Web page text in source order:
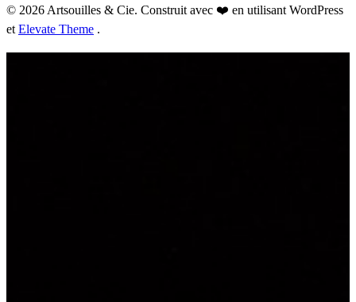
© 2026 Artsouilles & Cie. Construit avec ❤️ en utilisant WordPress
et Elevate Theme .